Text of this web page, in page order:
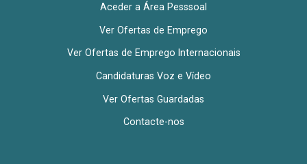
Aceder a Área Pesssoal
Ver Ofertas de Emprego
Ver Ofertas de Emprego Internacionais
Candidaturas Voz e Vídeo
Ver Ofertas Guardadas
Contacte-nos